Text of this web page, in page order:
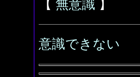
【 無意識 】
意識できない